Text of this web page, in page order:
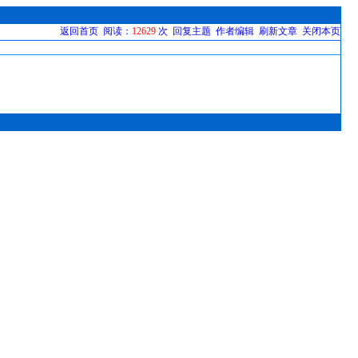
返回首页阅读： 12629次 回复主题 作者编辑 刷新文章 关闭本页